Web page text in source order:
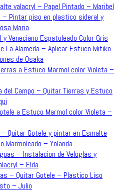
valacryl – Papel Pintado – Maribel
– Pintar piso en plastico sideral y
Maria
Veneciano Espatuleado Color Gris
La Alameda – Aplicar Estuco Mitiko
de Osaka
a Estuco Marmol color Violeta –
del Campo – Quitar Tierras y Estuco
a Estuco Marmol color Violeta –
Quitar Gotele y pintar en Esmalte
Marmoleado – Yolanda
– Instalacion de Veloglas y
– Elda
– Quitar Gotele – Plastico Liso
– Julio